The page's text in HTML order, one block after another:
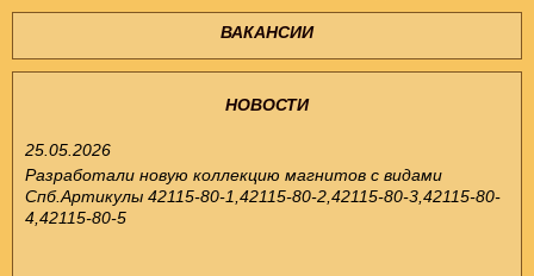
ВАКАНСИИ
НОВОСТИ
25.05.2026
Разработали новую коллекцию магнитов с видами
Спб.Артикулы 42115-80-1,42115-80-2,42115-80-3,42115-80-
4,42115-80-5